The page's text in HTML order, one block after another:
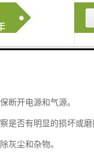
断开电源和气源。
是否有明显的损坏或磨
灰尘和杂物。